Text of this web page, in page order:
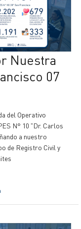
07
del Operativo
N° 10 "Dr. Carlos
a nuestro
de Registro Civil y